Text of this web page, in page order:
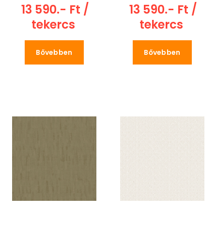
13 590.- Ft /
tekercs
Bővebben
13 590.- Ft /
tekercs
Bővebben